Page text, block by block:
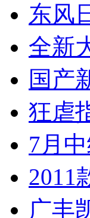
东风
全新
国产
狂虐
7月
2011
广丰